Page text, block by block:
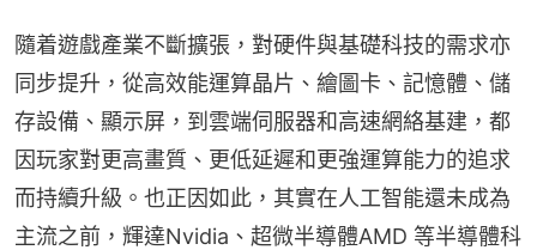
隨着遊戲產業不斷擴張，對硬件與基礎科技的需求亦
同步提升，從高效能運算晶片、繪圖卡、記憶體、儲
存設備、顯示屏，到雲端伺服器和高速網絡基建，都
因玩家對更高畫質、更低延遲和更強運算能力的追求
而持續升級。也正因如此，其實在人工智能還未成為
主流之前，輝達Nvidia、超微半導體AMD 等半導體科